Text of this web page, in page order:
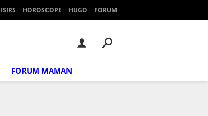
HOROSCOPE HUGO FORUM
FORUM MAMAN